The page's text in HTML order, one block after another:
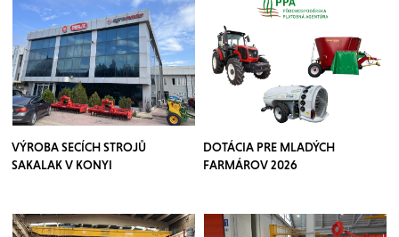
VÝROBA SECÍCH STROJŮ
SAKALAK V KONYI
DOTÁCIA PRE MLADÝCH
FARMÁROV 2026